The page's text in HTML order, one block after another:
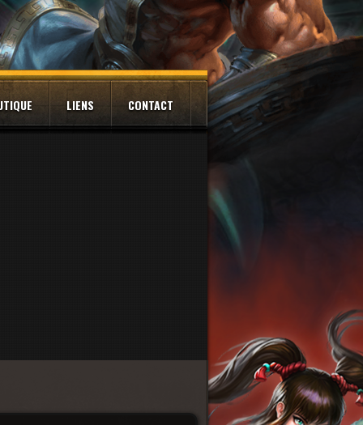
LIENS CONTACT